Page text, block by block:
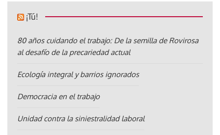
¡Tú!
80 años cuidando el trabajo: De la semilla de Rovirosa
al desafío de la precariedad actual
Ecología integral y barrios ignorados
Democracia en el trabajo
Unidad contra la siniestralidad laboral